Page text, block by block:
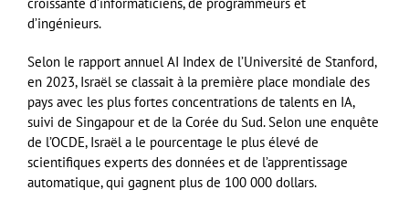
d’ingénieurs.
Selon le rapport annuel AI Index de l’Université de Stanford,
en 2023, Israël se classait à la première place mondiale des
pays avec les plus fortes concentrations de talents en IA,
suivi de Singapour et de la Corée du Sud. Selon une enquête
de l’OCDE, Israël a le pourcentage le plus élevé de
scientifiques experts des données et de l’apprentissage
automatique, qui gagnent plus de 100 000 dollars.